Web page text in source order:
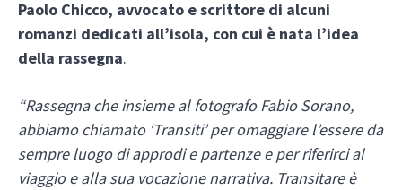
Paolo Chicco, avvocato e scrittore di alcuni
romanzi dedicati all’isola, con cui è nata l’idea
della rassegna.
“Rassegna che insieme al fotografo Fabio Sorano,
abbiamo chiamato ‘Transiti’ per omaggiare l’essere da
sempre luogo di approdi e partenze e per riferirci al
viaggio e alla sua vocazione narrativa. Transitare è